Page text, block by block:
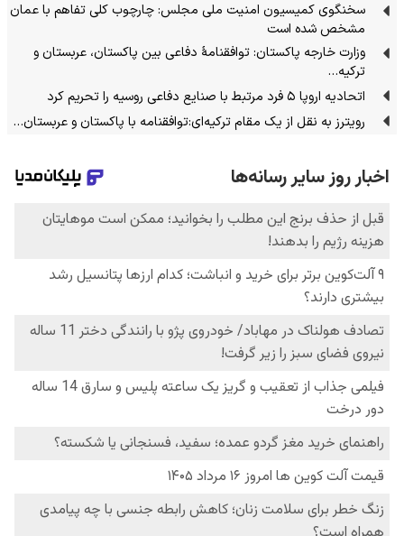
سخنگوی کمیسیون امنیت ملی مجلس: چارچوب کلی تفاهم با عمان
مشخص شده است
وزارت خارجه پاکستان: توافقنامهٔ دفاعی بین پاکستان، عربستان و
ترکیه…
اتحادیه اروپا ۵ فرد مرتبط با صنایع دفاعی روسیه را تحریم کرد
رویترز به نقل از یک مقام ترکیه‌ای:توافقنامه با پاکستان و عربستان…